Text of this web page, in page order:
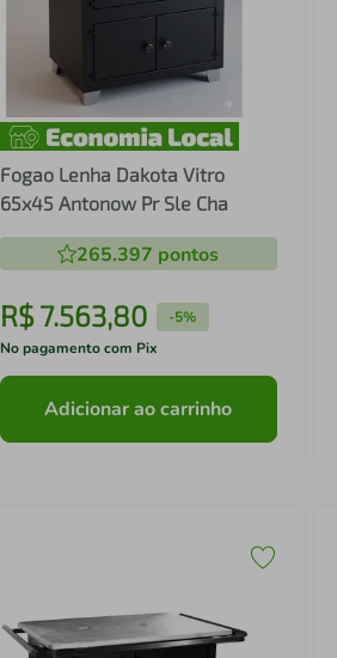
Fogao Lenha Dakota Vitro
65x45 Antonow Pr Sle Cha
265.397 pontos
R$ 7.563,80 -5%
No pagamento com Pix
Adicionar ao carrinho